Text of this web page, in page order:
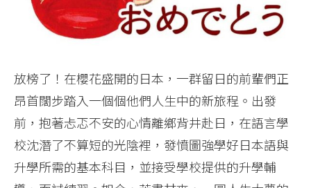
放榜了！在櫻花盛開的日本，一群留日的前輩們正
昂首闊步踏入一個個他們人生中的新旅程。出發
前，抱著忐忑不安的心情離鄉背井赴日，在語言學
校沈潛了不算短的光陰裡，發憤圖強學好日本語與
升學所需的基本科目，並接受學校提供的升學輔